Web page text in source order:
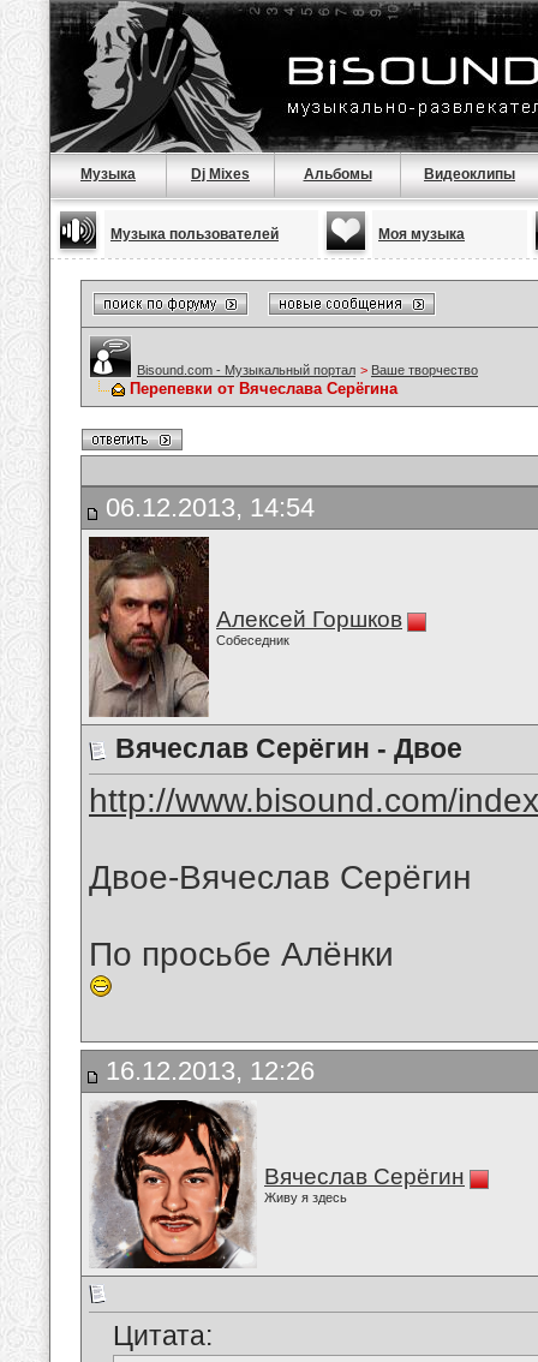
Музыка Dj Mixes Альбомы Видеоклипы
Музыка пользователей Моя музыка
Bisound.com - Музыкальный портал > Ваше творчество
Перепевки от Вячеслава Серёгина
06.12.2013, 14:54
Алексей Горшков
Собеседник
Вячеслав Серёгин - Двое
http://www.bisound.com/
Двое-Вячеслав Серёгин
По просьбе Алёнки
16.12.2013, 12:26
Вячеслав Серёгин
Живу я здесь
Цитата: